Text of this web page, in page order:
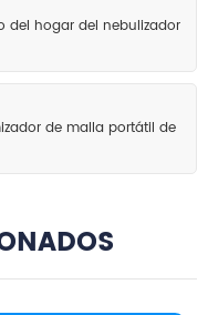
del hogar del nebulizador
de malla portátil de